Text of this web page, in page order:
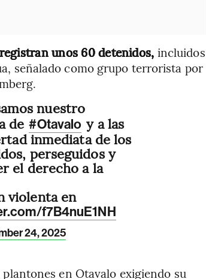
unos 60 detenidos, incluidos
señalado como grupo terrorista por
nuestro
de #Otavalo y a las
inmediata de los
perseguidos y
el derecho a la
violenta en
f7B4nuE1NH
24, 2025
en Otavalo exigiendo su